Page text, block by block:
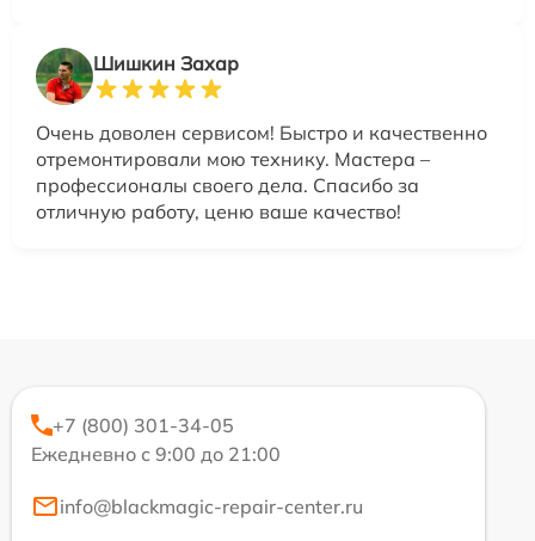
Шишкин Захар
Очень доволен сервисом! Быстро и качественно
отремонтировали мою технику. Мастера –
профессионалы своего дела. Спасибо за
отличную работу, ценю ваше качество!
+7 (800) 301-34-05
Ежедневно с 9:00 до 21:00
info@blackmagic-repair-center.ru